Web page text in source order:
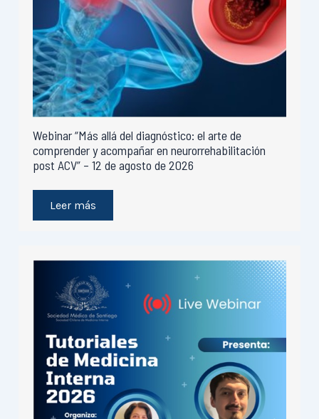
Webinar “Más allá del diagnóstico: el arte de
comprender y acompañar en neurorrehabilitación
post ACV” – 12 de agosto de 2026
Leer más